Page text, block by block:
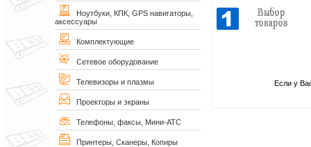
Ноутбуки, КПК, GPS навигаторы,
аксессуары
Комплектующие
Сетевое оборудование
Телевизоры и плазмы
Проекторы и экраны
Телефоны, факсы, Мини-АТС
Принтеры, Сканеры, Копиры
Если у